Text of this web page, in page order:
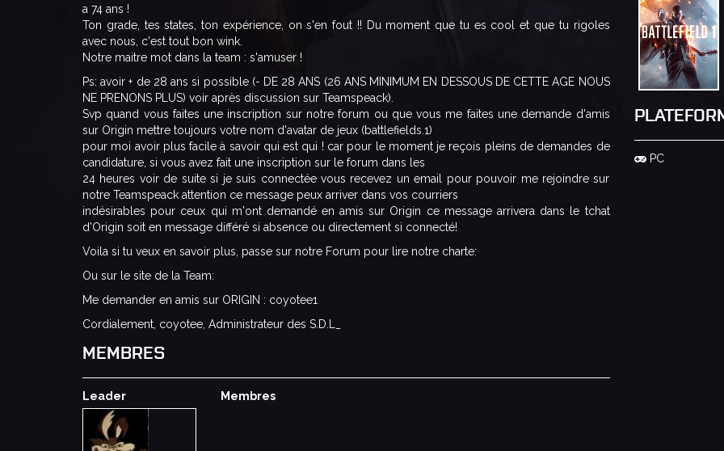
a 74 ans !
Ton grade, tes states, ton expérience, on s'en fout !! Du moment que tu es cool et que tu rigoles
avec nous, c'est tout bon wink.
Notre maitre mot dans la team : s'amuser !
Ps: avoir + de 28 ans si possible (- DE 28 ANS (26 ANS MINIMUM EN DESSOUS DE CETTE AGE NOUS
NE PRENONS PLUS) voir après discussion sur Teamspeack).
Svp quand vous faites une inscription sur notre forum ou que vous me faites une demande d'amis
sur Origin mettre toujours votre nom d'avatar de jeux (battlefields.1)
pour moi avoir plus facile à savoir qui est qui ! car pour le moment je reçois pleins de demandes de
candidature, si vous avez fait une inscription sur le forum dans les
24 heures voir de suite si je suis connectée vous recevez un email pour pouvoir me rejoindre sur
notre Teamspeack attention ce message peux arriver dans vos courriers
indésirables pour ceux qui m'ont demandé en amis sur Origin ce message arrivera dans le tchat
d'Origin soit en message différé si absence ou directement si connecté!
Voila si tu veux en savoir plus, passe sur notre Forum pour lire notre charte:
Ou sur le site de la Team:
Me demander en amis sur ORIGIN : coyotee1
Cordialement, coyotee, Administrateur des S.D.L_
MEMBRES
Leader Membres
PC